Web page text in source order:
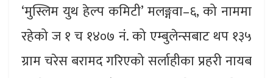
‘मुस्लिम युथ हेल्प कमिटी’ मलङ्गवा–६, को नाममा
रहेको ज १ च १४०७ नंं. को एम्बुलेन्सबाट थप १३५
ग्राम चरेस बरामद गरिएको सर्लाहीका प्रहरी नायब